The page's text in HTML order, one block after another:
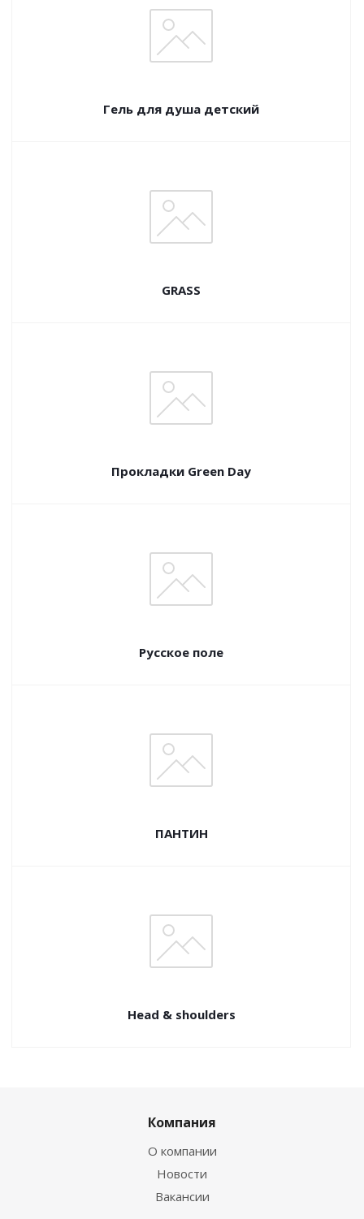
Гель для душа детский
GRASS
Прокладки Green Day
Русское поле
ПАНТИН
Head & shoulders
Компания
О компании
Новости
Вакансии